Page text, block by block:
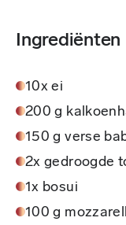
Ingrediënten
10x ei
200 g
150 g verse
2x gedroogde
1x bosui
100 g